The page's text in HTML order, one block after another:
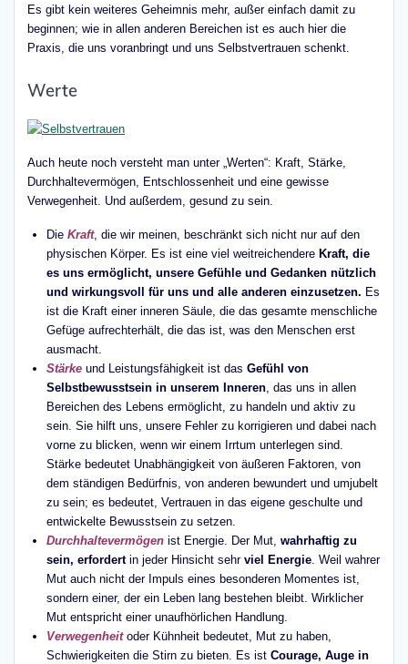
Es gibt kein weiteres Geheimnis mehr, außer einfach damit zu
beginnen; wie in allen anderen Bereichen ist es auch hier die
Praxis, die uns voranbringt und uns Selbstvertrauen schenkt.
Werte
Auch heute noch versteht man unter „Werten“: Kraft, Stärke,
Durchhaltevermögen, Entschlossenheit und eine gewisse
Verwegenheit. Und außerdem, gesund zu sein.
Die Kraft, die wir meinen, beschränkt sich nicht nur auf den
physischen Körper. Es ist eine viel weitreichendere Kraft, die
es uns ermöglicht, unsere Gefühle und Gedanken nützlich
und wirkungsvoll für uns und alle anderen einzusetzen. Es
ist die Kraft einer inneren Säule, die das gesamte menschliche
Gefüge aufrechterhält, die das ist, was den Menschen erst
ausmacht.
Stärke und Leistungsfähigkeit ist das Gefühl von
Selbstbewusstsein in unserem Inneren, das uns in allen
Bereichen des Lebens ermöglicht, zu handeln und aktiv zu
sein. Sie hilft uns, unsere Fehler zu korrigieren und dabei nach
vorne zu blicken, wenn wir einem Irrtum unterlegen sind.
Stärke bedeutet Unabhängigkeit von äußeren Faktoren, von
dem ständigen Bedürfnis, von anderen bewundert und umjubelt
zu sein; es bedeutet, Vertrauen in das eigene geschulte und
entwickelte Bewusstsein zu setzen.
Durchhaltevermögen ist Energie. Der Mut, wahrhaftig zu
sein, erfordertin jeder Hinsicht sehr viel Energie. Weil wahrer
Mut auch nicht der Impuls eines besonderen Momentes ist,
sondern einer, der ein Leben lang bestehen bleibt. Wirklicher
Mut entspricht einer unaufhörlichen Handlung.
Verwegenheit oder Kühnheit bedeutet, Mut zu haben,
Schwierigkeiten die Stirn zu bieten. Es ist Courage, Auge in